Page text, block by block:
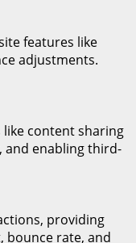
features like
adjustments.
content sharing
and enabling third-
providing
bounce rate, and